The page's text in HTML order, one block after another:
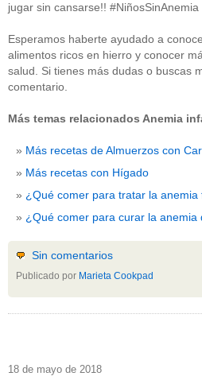
jugar sin cansarse!! #NiñosSinAnemia
Esperamos haberte ayudado a
alimentos ricos en hierro y conocer
salud. Si tienes más dudas o buscas
comentario.
Más temas relacionados Anemia
Más recetas de Almuerzos con
Más recetas con Hígado
¿Qué comer para tratar la anemia
¿Qué comer para curar la anemia
Sin comentarios
Publicado por Marieta Cookpad
18 de mayo de 2018